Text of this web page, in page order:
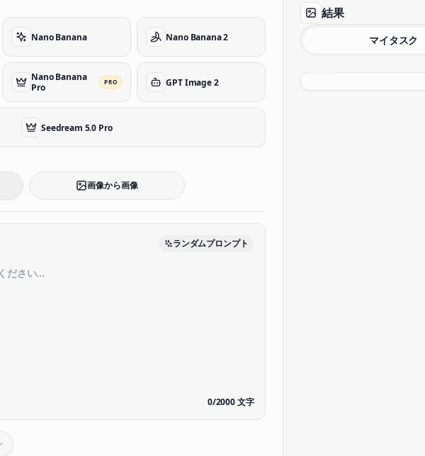
Nano Banana Nano Banana 2
Nano Banana
Pro
PRO GPT Image 2
Seedream 5.0 Pro
画像から画像
ランダムプロンプト
0/2000文字
結果
マイタスク